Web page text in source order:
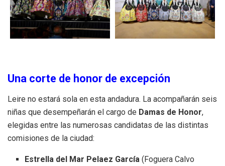
Una corte de honor de excepción
Leire no estará sola en esta andadura. La acompañarán seis
niñas que desempeñarán el cargo de Damas de Honor,
elegidas entre las numerosas candidatas de las distintas
comisiones de la ciudad:
Estrella del Mar Pelaez García (Foguera Calvo